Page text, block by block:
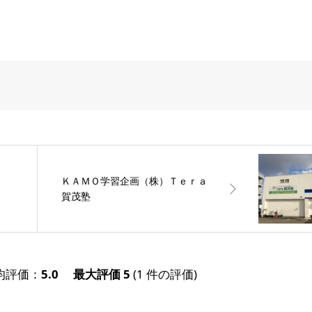
ＫＡＭＯ学習企画（株）Ｔｅｒａ
賀茂塾
評価： 5.0 最大評価5 (1 件の評価)